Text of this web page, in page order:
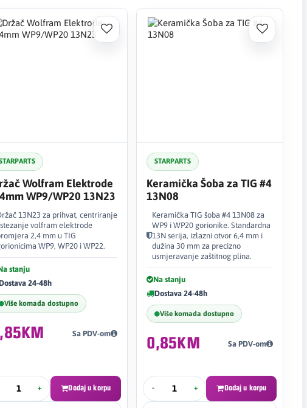
Wolfram Elektrode
WP9/WP20 13N23
13N23 za prihvat, centriranje
volfram elektrode
2,4 mm u TIG
WP9, WP20 i WP22.
stanju
24-48h
Više komada dostupno
Sa PDV-om
+ Dodaj u korpu
STARPARTS
Keramička Šoba za TIG #4
13N08
Keramička TIG šoba #4 13N08 za
WP9 i WP20 gorionike. Standardna
13N serija, izlazni otvor 6,4 mm i
dužina 30 mm za precizno
usmjeravanje zaštitnog plina.
Na stanju
Dostava 24-48h
Više komada dostupno
0,85KM Sa PDV-om
- + Dodaj u korpu